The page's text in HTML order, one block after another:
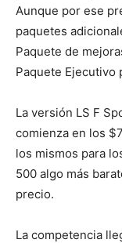
Aunque por ese
paquetes
Paquete de
Paquete Ejecutivo
La versión LS F
comienza en los
los mismos para
500 algo más
precio.
La competencia